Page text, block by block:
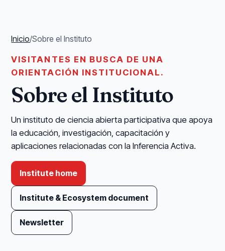
Inicio/Sobre el Instituto
VISITANTES EN BUSCA DE UNA
ORIENTACIÓN INSTITUCIONAL.
Sobre el Instituto
Un instituto de ciencia abierta participativa que apoya
la educación, investigación, capacitación y
aplicaciones relacionadas con la Inferencia Activa.
Institute home
Institute & Ecosystem document
Newsletter